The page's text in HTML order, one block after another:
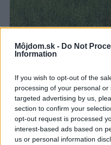
Môjdom.sk - Do Not
Information
If you wish to opt-out of the
processing of your personal
targeted advertising by us,
section to confirm your
opt-out request is processed
interest-based ads based on
us or personal information
Zdroj: Xella Slovensko, spol. s r.o.
yvážená koncepcia domu
domu medzi jahodami v
kvalitnej architektúry,
dispozičného riešenia
funkčnosti, ekológie a